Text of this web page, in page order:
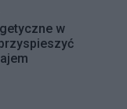
dla pieszych
w
już otwarte, a
zgodnie
w